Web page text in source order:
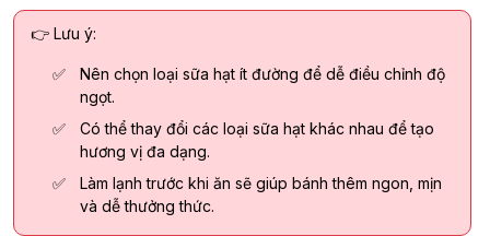
👉 Lưu ý:
Nên chọn loại sữa hạt ít đường để dễ điều chỉnh độ
ngọt.
Có thể thay đổi các loại sữa hạt khác nhau để tạo
hương vị đa dạng.
Làm lạnh trước khi ăn sẽ giúp bánh thêm ngon, mịn
và dễ thưởng thức.